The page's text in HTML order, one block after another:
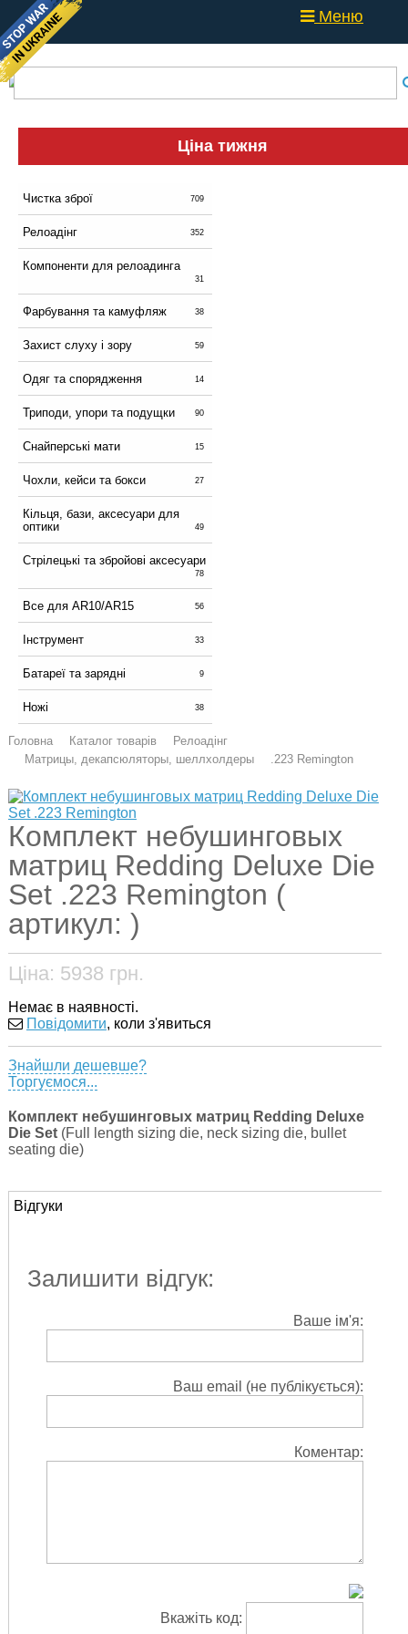
Меню
Ціна тижня
Чистка зброї 709
Релоадінг 352
Компоненти для релоадинга
31
Фарбування та камуфляж 38
Захист слуху і зору 59
Одяг та спорядження 14
Триподи, упори та подущки 90
Снайперські мати 15
Чохли, кейси та бокси 27
Кільця, бази, аксесуари для
оптики
49
Стрілецькі та збройові аксесуари
78
Все для AR10/AR15 56
Інструмент 33
Батареї та зарядні 9
Ножі 38
Головна Каталог товарів
Релоадінг
Матрицы, декапсюляторы, шеллхолдеры
.223 Remington
Комплект небушинговых
матриц Redding Deluxe Die
Set .223 Remington (
артикул: )
Ціна: 5938 грн.
Немає в наявності.
Повідомити, коли з'явиться
Знайшли дешевше?
Торгуємося...
Комплект небушинговых матриц Redding Deluxe
Die Set(Full length sizing die, neck sizing die, bullet
seating die)
Відгуки
Залишити відгук:
Ваше ім'я:
Ваш email (не публікується):
Коментар:
Вкажіть код: